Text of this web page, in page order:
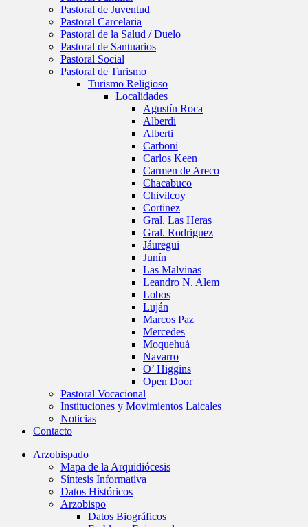
Pastoral de Juventud
Pastoral Carcelaria
Pastoral de la Salud / Duelo
Pastoral de Santuarios
Pastoral Social
Pastoral de Turismo
Turismo Religioso
Localidades
Agustín Roca
Alberdi
Alberti
Carboni
Carlos Keen
Carmen de Areco
Chacabuco
Chivilcoy
Cortinez
Gral. Las Heras
Gral. Rodriguez
Jáuregui
Junín
Las Malvinas
Leandro N. Alem
Lobos
Luján
Marcos Paz
Mercedes
Moquehuá
Navarro
O’ Higgins
Open Door
Pastoral Vocacional
Instituciones y Movimientos Laicales
Noticias
Contacto
Arzobispado
Mapa de la Arquidiócesis
Síntesis Informativa
Datos Históricos
Arzobispo
Datos Biográficos